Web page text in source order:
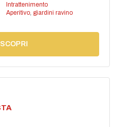
Intrattenimento
Aperitivo, giardini ravino
SCOPRI